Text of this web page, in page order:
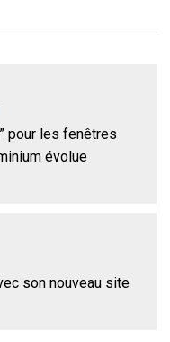
pour les fenêtres
évolue
son nouveau site